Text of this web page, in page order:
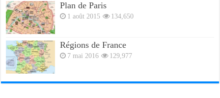
Plan de Paris
1 août 2015 134,650
Régions de France
7 mai 2016 129,977